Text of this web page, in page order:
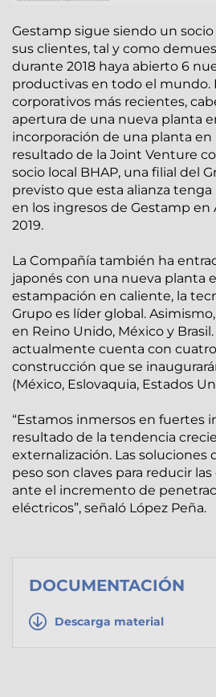
Gestamp sigue siendo un
sus clientes, tal y como
durante 2018 haya abierto 6
productivas en todo el mundo.
corporativos más recientes,
apertura de una nueva planta
incorporación de una planta en
resultado de la Joint Venture
socio local BHAP, una filial del
previsto que esta alianza
en los ingresos de Gestamp en
2019.
La Compañía también ha
japonés con una nueva planta
estampación en caliente, la
Grupo es líder global.
en Reino Unido, México y
actualmente cuenta con
construcción que se
(México, Eslovaquia, Estados
“Estamos inmersos en fuertes
resultado de la tendencia
externalización. Las soluciones
peso son claves para reducir
ante el incremento de
eléctricos”, señaló López Peña.
DOCUMENTACIÓN
Descarga material